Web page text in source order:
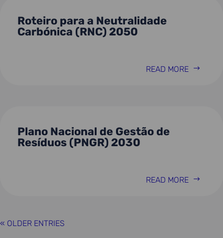
Roteiro para a Neutralidade
Carbónica (RNC) 2050
READ MORE
Plano Nacional de Gestão de
Resíduos (PNGR) 2030
READ MORE
« OLDER ENTRIES